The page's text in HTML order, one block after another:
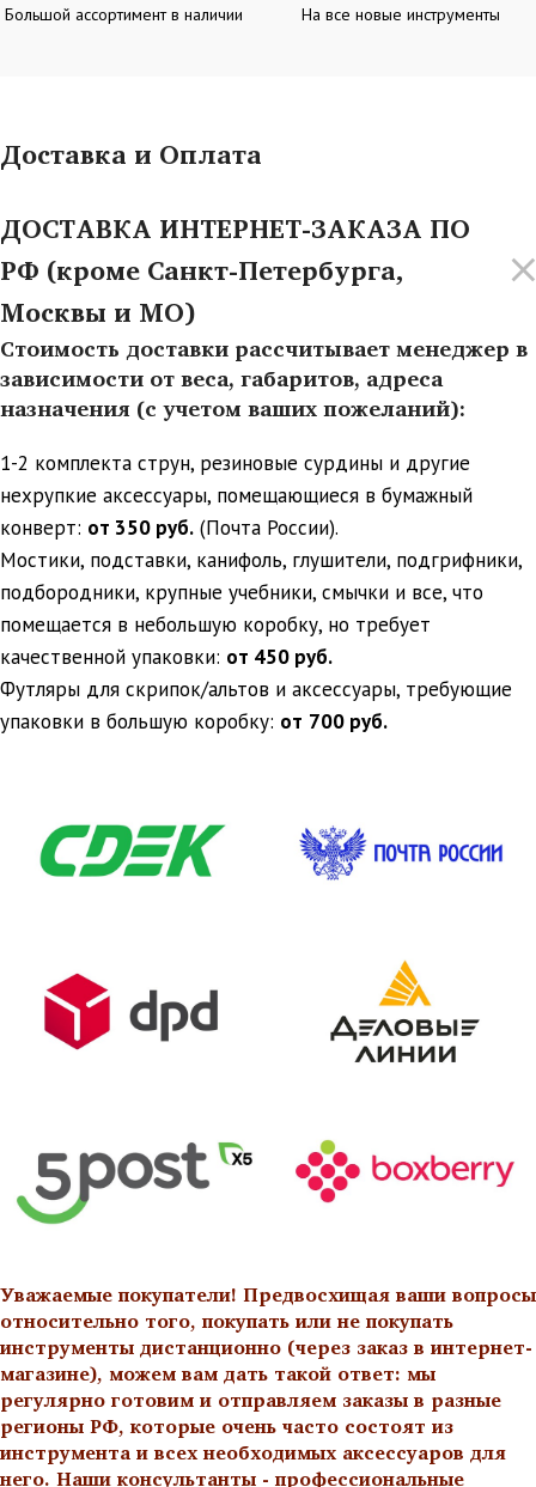
Большой ассортимент в наличии На все новые инструменты
Доставка и Оплата
ДОСТАВКА ИНТЕРНЕТ-ЗАКАЗА ПО
РФ (кроме Санкт-Петербурга,
Москвы и МО)
Стоимость доставки рассчитывает менеджер в
зависимости от веса, габаритов, адреса
назначения (с учетом ваших пожеланий):
1-2 комплекта струн, резиновые сурдины и другие
нехрупкие аксессуары, помещающиеся в бумажный
конверт: от 350 руб. (Почта России).
Мостики, подставки, канифоль, глушители, подгрифники,
подбородники, крупные учебники, смычки и все, что
помещается в небольшую коробку, но требует
качественной упаковки: от 450 руб.
Футляры для скрипок/альтов и аксессуары, требующие
упаковки в большую коробку: от 700 руб.
Уважаемые покупатели! Предвосхищая ваши вопросы
относительно того, покупать или не покупать
инструменты дистанционно (через заказ в интернет-
магазине), можем вам дать такой ответ: мы
регулярно готовим и отправляем заказы в разные
регионы РФ, которые очень часто состоят из
инструмента и всех необходимых аксессуаров для
него. Наши консультанты - профессиональные